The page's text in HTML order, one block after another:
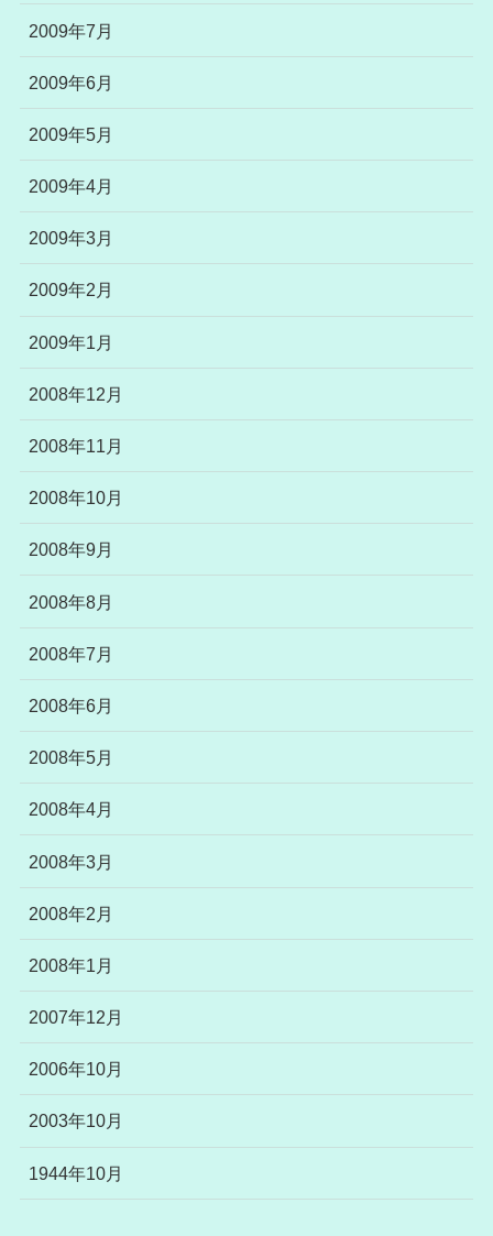
2009年7月
2009年6月
2009年5月
2009年4月
2009年3月
2009年2月
2009年1月
2008年12月
2008年11月
2008年10月
2008年9月
2008年8月
2008年7月
2008年6月
2008年5月
2008年4月
2008年3月
2008年2月
2008年1月
2007年12月
2006年10月
2003年10月
1944年10月